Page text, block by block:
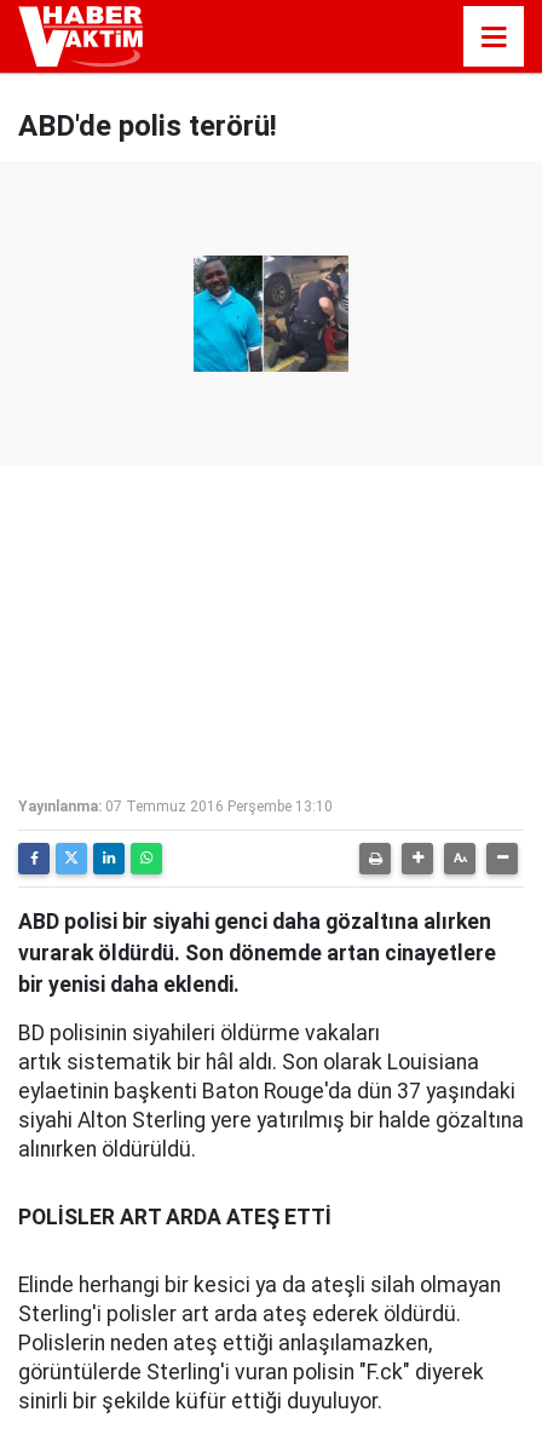
ABD'de polis terörü!
Yayınlanma: 07 Temmuz 2016 Perşembe 13:10
ABD polisi bir siyahi genci daha gözaltına alırken
vurarak öldürdü. Son dönemde artan cinayetlere
bir yenisi daha eklendi.
BD polisinin siyahileri öldürme vakaları
artık sistematik bir hâl aldı. Son olarak Louisiana
eylaetinin başkenti Baton Rouge'da dün 37 yaşındaki
siyahi Alton Sterling yere yatırılmış bir halde gözaltına
alınırken öldürüldü.
POLİSLER ART ARDA ATEŞ ETTİ
Elinde herhangi bir kesici ya da ateşli silah olmayan
Sterling'i polisler art arda ateş ederek öldürdü.
Polislerin neden ateş ettiği anlaşılamazken,
görüntülerde Sterling'i vuran polisin "F.ck" diyerek
sinirli bir şekilde küfür ettiği duyuluyor.